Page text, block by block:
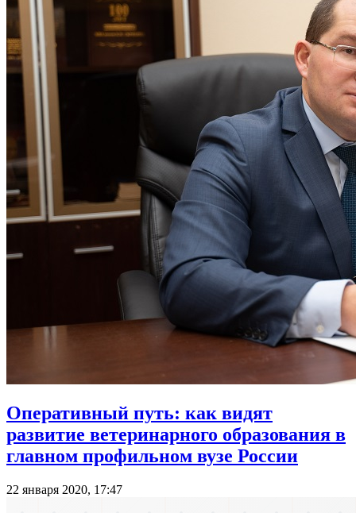
Оперативный путь: как видят
развитие ветеринарного образования в
главном профильном вузе России
22 января 2020, 17:47